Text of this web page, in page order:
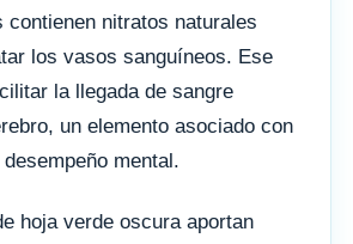
contienen nitratos naturales
los vasos sanguíneos. Ese
la llegada de sangre
un elemento asociado con
mental.
hoja verde oscura aportan